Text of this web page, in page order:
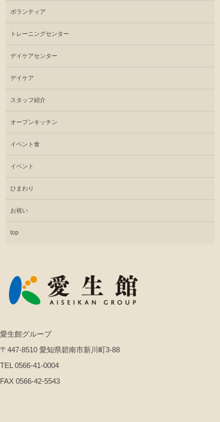
ボランティア
トレーニングセンター
デイケアセンター
デイケア
スタッフ紹介
オープンキッチン
イベント食
イベント
ひまわり
お祝い
top
愛生館グループ
〒447-8510 愛知県碧南市新川町3-88
TEL 0566-41-0004
FAX 0566-42-5543